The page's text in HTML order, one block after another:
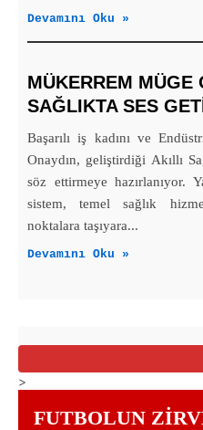
Devamını Oku »
MÜKERREM MÜGE
SAĞLIKTA SES
Başarılı iş kadını ve
Onaydın, geliştirdiği Akıllı
söz ettirmeye hazırlanıyor.
sistem, temel sağlık
noktalara taşıyara...
Devamını Oku »
>
FUTBOLUN